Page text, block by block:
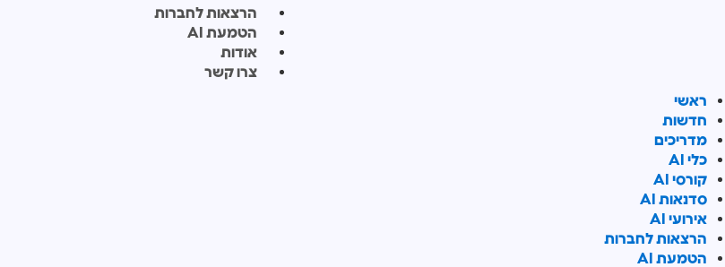
הרצאות לחברות
הטמעת AI
אודות
צרו קשר
ראשי
חדשות
מדריכים
כלי AI
קורסי AI
סדנאות AI
אירועי AI
הרצאות לחברות
הטמעת AI